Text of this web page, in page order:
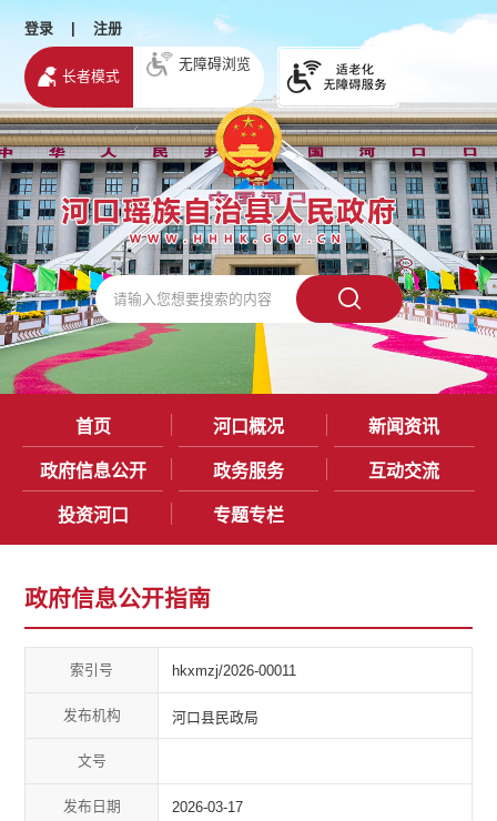
登录 | 注册
长者模式
无障碍浏览
首页 河口概况 新闻资讯
政府信息公开 政务服务 互动交流
投资河口 专题专栏
政府信息公开指南
索引号 hkxmzj/2026-00011
发布机构 河口县民政局
文号
发布日期 2026-03-17